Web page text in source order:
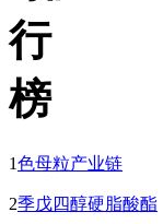
1色母粒产业链
2季戊四醇硬脂酸酯